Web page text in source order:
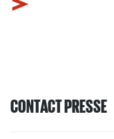
CONTACT PRESSE